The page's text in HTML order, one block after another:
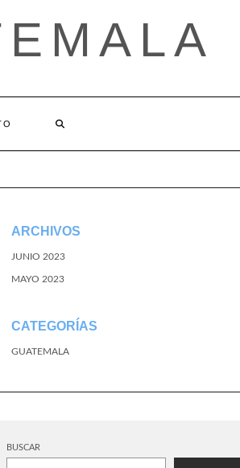
ARCHIVOS
JUNIO 2023
MAYO 2023
CATEGORÍAS
GUATEMALA
BUSCAR